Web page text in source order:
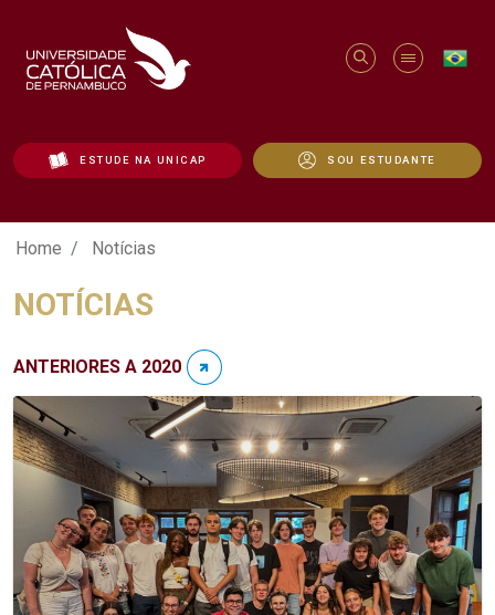
ESTUDE NA UNICAP SOU ESTUDANTE
Notícias - Unicap
Home Notícias
NOTÍCIAS
ANTERIORES A 2020